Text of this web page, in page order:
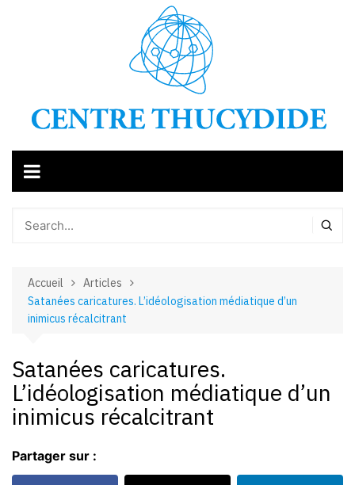
Accueil
Articles
Satanées caricatures. L’idéologisation médiatique d’un
inimicus récalcitrant
Satanées caricatures.
L’idéologisation médiatique d’un
inimicus récalcitrant
Partager sur :